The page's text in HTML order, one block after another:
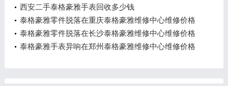
西安二手泰格豪雅手表回收多少钱
泰格豪雅零件脱落在重庆泰格豪雅维修中心维修价格
多少钱？
泰格豪雅零件脱落在长沙泰格豪雅维修中心维修价格
多少钱？
泰格豪雅手表异响在郑州泰格豪雅维修中心维修价格